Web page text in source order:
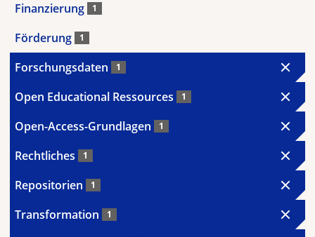
Finanzierung 1
Förderung 1
Forschungsdaten 1
Open Educational Ressources 1
Open-Access-Grundlagen 1
Rechtliches 1
Repositorien 1
Transformation 1